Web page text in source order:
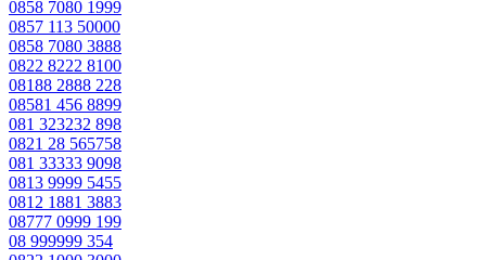
0858 7080 1999
0857 113 50000
0858 7080 3888
0822 8222 8100
08188 2888 228
08581 456 8899
081 323232 898
0821 28 565758
081 33333 9098
0813 9999 5455
0812 1881 3883
08777 0999 199
08 999999 354